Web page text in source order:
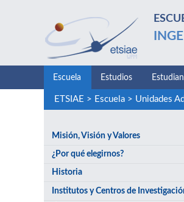
Escuela Estudios
ETSIAE > Escuela> Unidades
Misión, Visión y Valores
¿Por qué elegirnos?
Historia
Institutos y Centros de